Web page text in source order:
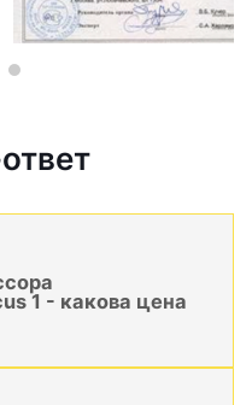
1 - какова цена